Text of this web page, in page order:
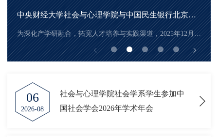
中央财经大学社会与心理学院与中国民生银行北京昌平中心支行举行合作洽谈会
为深化产学研融合，拓宽人才培养与实践渠道，2025年12月26日上午...
06
2026-08
社会与心理学院社会学系学生参加中
国社会学会2026年学术年会